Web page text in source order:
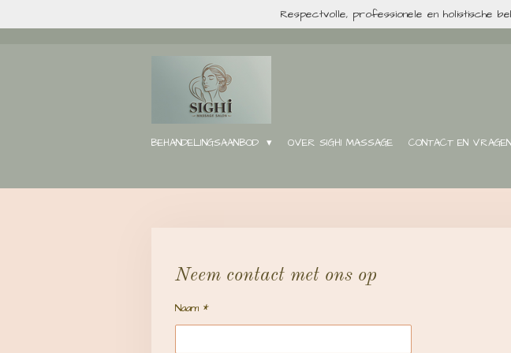
Respectvolle, professionele en holistische
BEHANDELINGSAANBOD OVER SIGHI MASSAGE CONTACT EN
Neem contact met ons op
Naam *